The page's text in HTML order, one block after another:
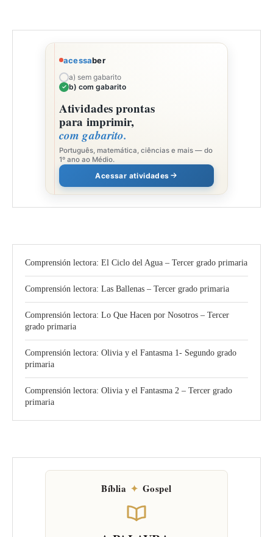
acessaber
a) sem gabarito
b) com gabarito
Atividades prontas
para imprimir,
com gabarito.
Português, matemática, ciências e mais — do
1º ano ao Médio.
Acessar atividades
Comprensión lectora: El Ciclo del Agua – Tercer grado primaria
Comprensión lectora: Las Ballenas – Tercer grado primaria
Comprensión lectora: Lo Que Hacen por Nosotros – Tercer
grado primaria
Comprensión lectora: Olivia y el Fantasma 1- Segundo grado
primaria
Comprensión lectora: Olivia y el Fantasma 2 – Tercer grado
primaria
Bíblia ✦ Gospel